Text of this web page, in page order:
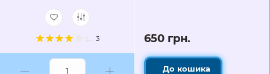
3 650 грн.
До кошика